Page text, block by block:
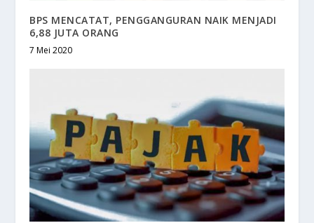
BPS MENCATAT, PENGGANGURAN NAIK MENJADI
6,88 JUTA ORANG
7 Mei 2020